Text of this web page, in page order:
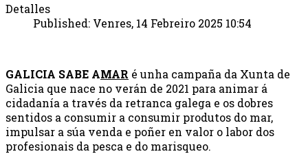
Detalles
Published: Venres, 14 Febreiro 2025 10:54
GALICIA SABE AMAR é unha campaña da Xunta de
Galicia que nace no verán de 2021 para animar á
cidadanía a través da retranca galega e os dobres
sentidos a consumir a consumir produtos do mar,
impulsar a súa venda e poñer en valor o labor dos
profesionais da pesca e do marisqueo.